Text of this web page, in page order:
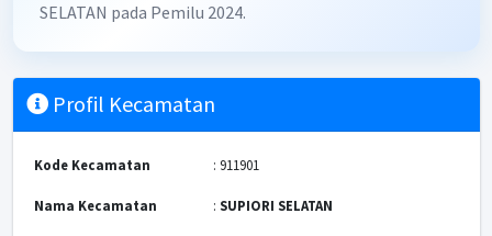
SELATAN pada Pemilu 2024.
Profil Kecamatan
Kode Kecamatan : 911901
Nama Kecamatan : SUPIORI SELATAN